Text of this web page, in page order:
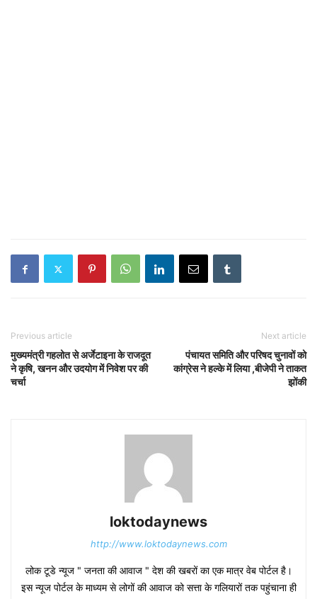
Previous article
मुख्यमंत्री गहलोत से अर्जेटाइना के राजदूत
ने कृषि, खनन और उदयोग में निवेश पर की
चर्चा
Next article
पंचायत समिति और परिषद चुनावों को
कांग्रेस ने हल्के में लिया ,बीजेपी ने ताकत
झोंकी
loktodaynews
http://www.loktodaynews.com
लोक टूडे न्यूज " जनता की आवाज " देश की खबरों का एक मात्र वेब पोर्टल है।
इस न्यूज पोर्टल के माध्यम से लोगों की आवाज को सत्ता के गलियारों तक पहुंचाना ही